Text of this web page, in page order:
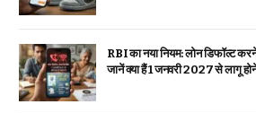
RBI का नया नियम: लोन डिफॉल्ट
जानें क्या हैं 1 जनवरी 2027 से लागू होने